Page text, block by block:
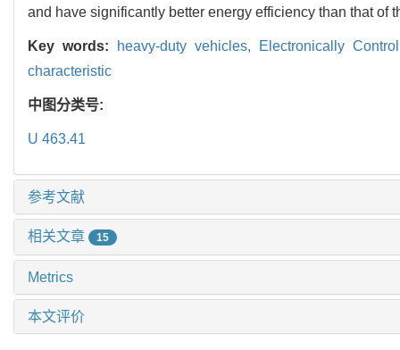
and have significantly better energy efficiency than that of
Key words: heavy-duty vehicles,
Electronically
characteristic
中图分类号:
U 463.41
参考文献
相关文章 15
Metrics
本文评价